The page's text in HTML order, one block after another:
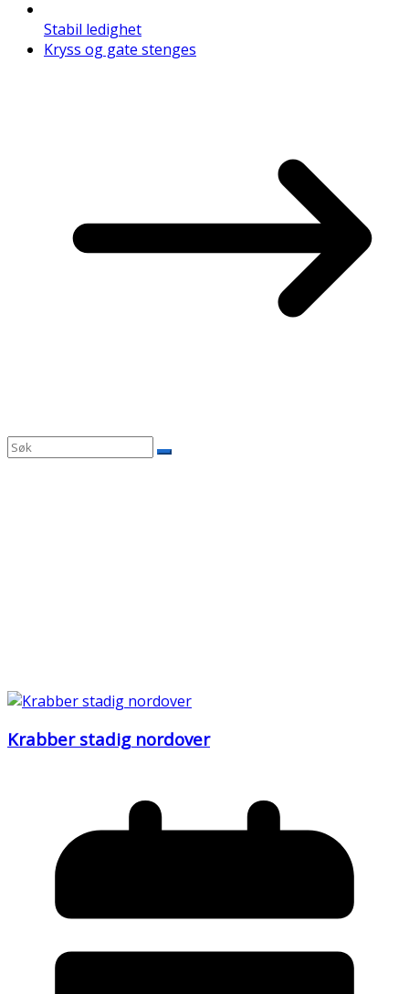
Stabil ledighet
Kryss og gate stenges
Krabber stadig nordover